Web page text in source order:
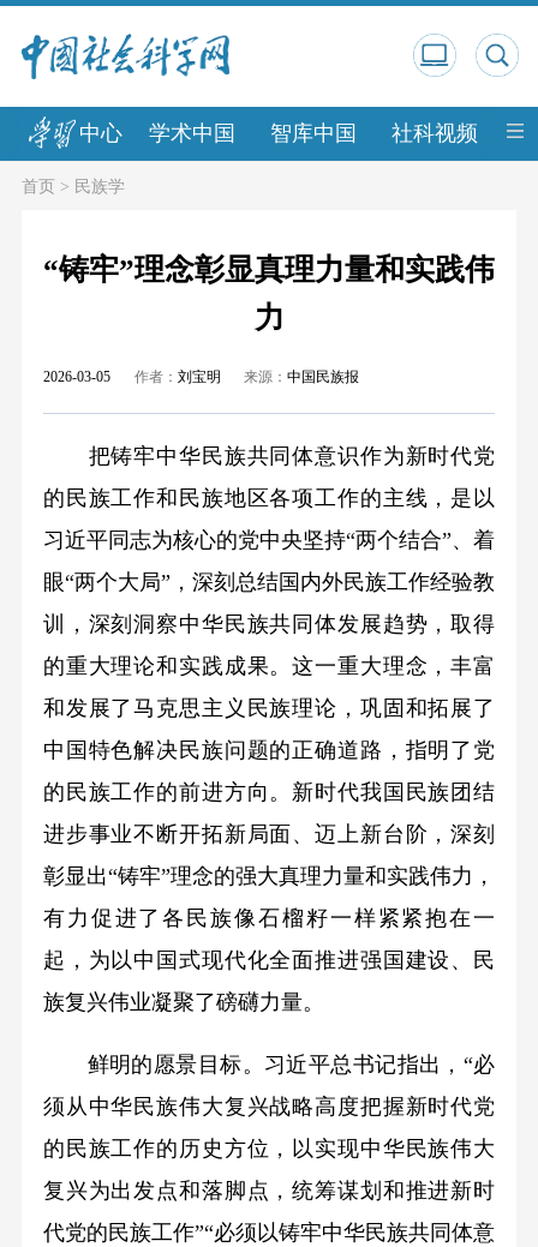
中心 学术中国 智库中国 社科视频 中
首页> 民族学
“铸牢”理念彰显真理力量和实践伟
力
2026-03-05 作者： 刘宝明 来源：中国民族报
把铸牢中华民族共同体意识作为新时代党
的民族工作和民族地区各项工作的主线，是以
习近平同志为核心的党中央坚持“两个结合”、着
眼“两个大局”，深刻总结国内外民族工作经验教
训，深刻洞察中华民族共同体发展趋势，取得
的重大理论和实践成果。这一重大理念，丰富
和发展了马克思主义民族理论，巩固和拓展了
中国特色解决民族问题的正确道路，指明了党
的民族工作的前进方向。新时代我国民族团结
进步事业不断开拓新局面、迈上新台阶，深刻
彰显出“铸牢”理念的强大真理力量和实践伟力，
有力促进了各民族像石榴籽一样紧紧抱在一
起，为以中国式现代化全面推进强国建设、民
族复兴伟业凝聚了磅礴力量。
鲜明的愿景目标。习近平总书记指出，“必
须从中华民族伟大复兴战略高度把握新时代党
的民族工作的历史方位，以实现中华民族伟大
复兴为出发点和落脚点，统筹谋划和推进新时
代党的民族工作”“必须以铸牢中华民族共同体意